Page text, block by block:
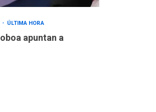
ÚLTIMA HORA
apuntan a